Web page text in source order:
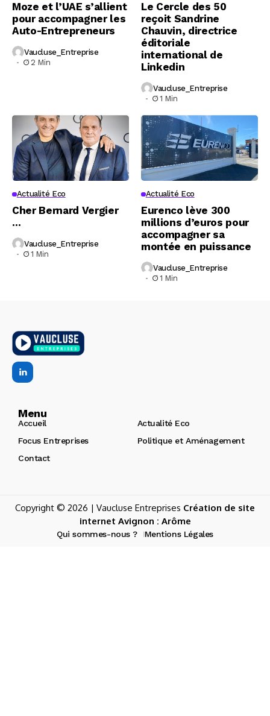
Moze et l’UAE s’allient
pour accompagner les
Auto-Entrepreneurs
Vaucluse_Entreprise
2 Min
Le Cercle des 50
reçoit Sandrine
Chauvin, directrice
éditoriale
international de
Linkedin
Vaucluse_Entreprise
1 Min
Actualité Eco
Cher Bernard Vergier
…
Vaucluse_Entreprise
1 Min
Actualité Eco
Eurenco lève 300
millions d’euros pour
accompagner sa
montée en puissance
Vaucluse_Entreprise
1 Min
Menu
Accueil
Actualité Eco
Focus Entreprises
Politique et Aménagement
Contact
Copyright © 2026 | Vaucluse Entreprises Création de site
internet Avignon : Arôme
Qui sommes-nous ? Mentions Légales